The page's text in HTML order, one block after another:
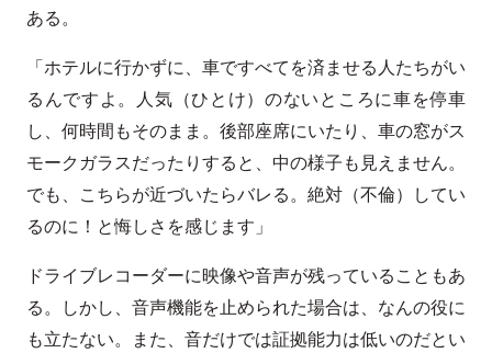
ある。
「ホテルに行かずに、車ですべてを済ませる人たちがい
るんですよ。人気（ひとけ）のないところに車を停車
し、何時間もそのまま。後部座席にいたり、車の窓がス
モークガラスだったりすると、中の様子も見えません。
でも、こちらが近づいたらバレる。絶対（不倫）してい
るのに！と悔しさを感じます」
ドライブレコーダーに映像や音声が残っていることもあ
る。しかし、音声機能を止められた場合は、なんの役に
も立たない。また、音だけでは証拠能力は低いのだとい